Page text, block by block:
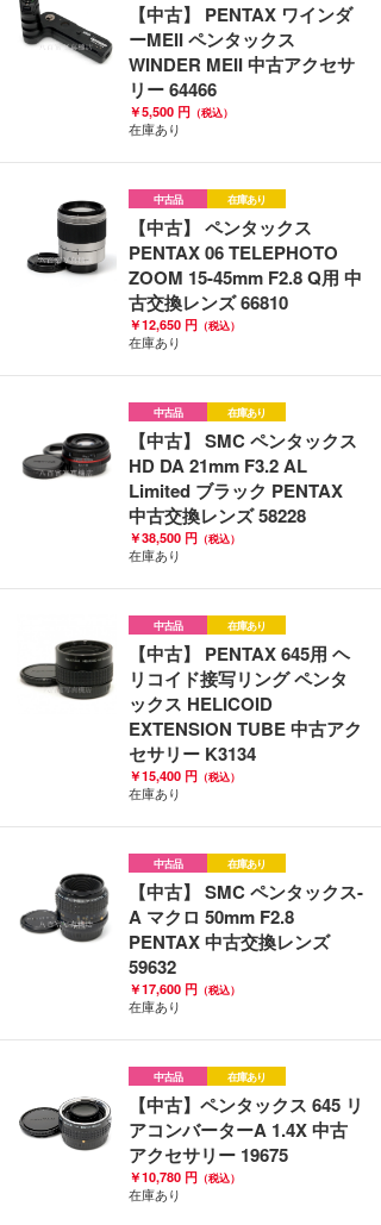
【中古】 PENTAX ワインダ
ーMEII ペンタックス
WINDER MEII 中古アクセサ
リー 64466
￥5,500 円 （税込）
在庫あり
中古品 在庫あり
【中古】 ペンタックス
PENTAX 06 TELEPHOTO
ZOOM 15-45mm F2.8 Q用 中
古交換レンズ 66810
￥12,650 円 （税込）
在庫あり
中古品 在庫あり
【中古】 SMC ペンタックス
HD DA 21mm F3.2 AL
Limited ブラック PENTAX
中古交換レンズ 58228
￥38,500 円 （税込）
在庫あり
中古品 在庫あり
【中古】 PENTAX 645用 ヘ
リコイド接写リング ペンタ
ックス HELICOID
EXTENSION TUBE 中古アク
セサリー K3134
￥15,400 円 （税込）
在庫あり
中古品 在庫あり
【中古】 SMC ペンタックス-
A マクロ 50mm F2.8
PENTAX 中古交換レンズ
59632
￥17,600 円 （税込）
在庫あり
中古品 在庫あり
【中古】ペンタックス 645 リ
アコンバーターA 1.4X 中古
アクセサリー 19675
￥10,780 円 （税込）
在庫あり